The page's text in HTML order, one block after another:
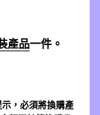
產品一件。
，必須將換購產